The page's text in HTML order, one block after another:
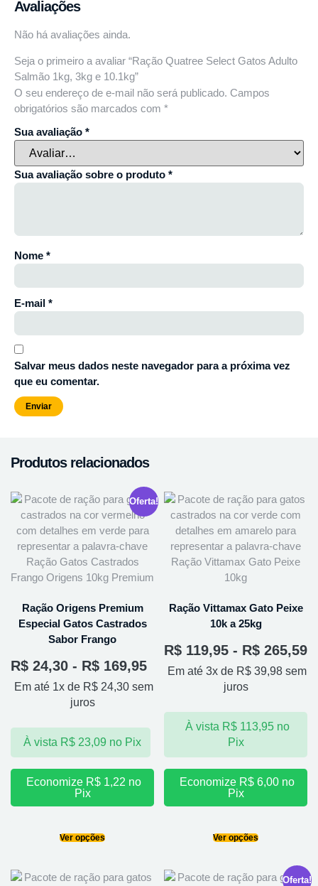
Avaliações
Não há avaliações ainda.
Seja o primeiro a avaliar “Ração Quatree Select Gatos Adulto
Salmão 1kg, 3kg e 10.1kg”
O seu endereço de e-mail não será publicado. Campos
obrigatórios são marcados com *
Sua avaliação *
Sua avaliação sobre o produto *
Nome *
E-mail *
Salvar meus dados neste navegador para a próxima vez
que eu comentar.
Produtos relacionados
Oferta!
Ração Origens Premium
Especial Gatos Castrados
Sabor Frango
R$ 24,30 - R$ 169,95
Em até 1x de R$ 24,30 sem
juros
À vista R$23,09 no Pix
Economize R$ 1,22 no
Pix
Ver opções
Ração Vittamax Gato Peixe
10k a 25kg
R$ 119,95 - R$ 265,59
Em até 3x de R$ 39,98 sem
juros
À vista R$113,95 no
Pix
Economize R$ 6,00 no
Pix
Ver opções
Oferta!